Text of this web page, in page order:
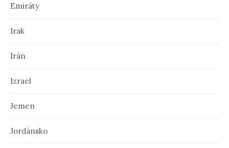
Emiráty
Irak
Irán
Izrael
Jemen
Jordánsko